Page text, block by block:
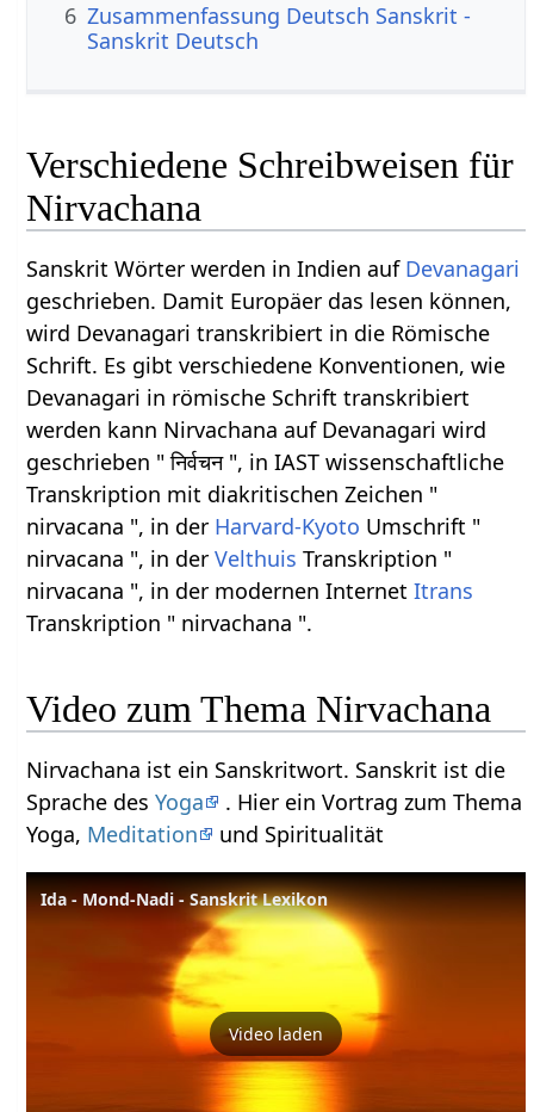
6 Zusammenfassung Deutsch Sanskrit -
Sanskrit Deutsch
Verschiedene Schreibweisen für
Nirvachana
Sanskrit Wörter werden in Indien auf Devanagari
geschrieben. Damit Europäer das lesen können,
wird Devanagari transkribiert in die Römische
Schrift. Es gibt verschiedene Konventionen, wie
Devanagari in römische Schrift transkribiert
werden kann Nirvachana auf Devanagari wird
geschrieben " निर्वचन ", in IAST wissenschaftliche
Transkription mit diakritischen Zeichen "
nirvacana ", in der Harvard-Kyoto Umschrift "
nirvacana ", in derVelthuis Transkription "
nirvacana ", in der modernen InternetItrans
Transkription " nirvachana ".
Video zum Thema Nirvachana
Nirvachana ist ein Sanskritwort. Sanskrit ist die
Sprache desYoga
. Hier ein Vortrag zum Thema
Yoga, Meditation und Spiritualität
Ida - Mond-Nadi - Sanskrit Lexikon
Video laden